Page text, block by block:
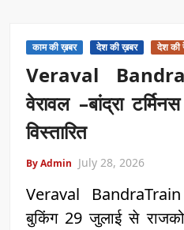
काम की ख़बर देश की ख़बर देश की
Veraval
वेरावल –बांद्रा
विस्तारित
By Admin July 28, 2026
Veraval
बुकिंग 29 जुलाई से